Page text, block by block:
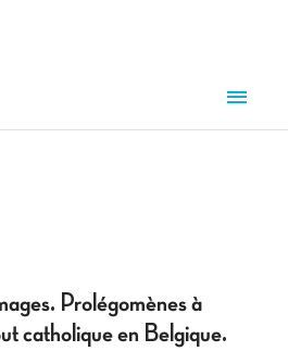
Prolégomènes à
catholique en Belgique.